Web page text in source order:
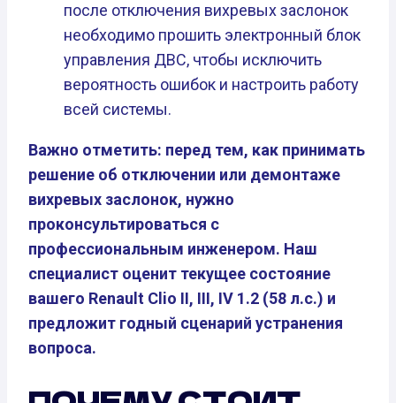
после отключения вихревых заслонок
необходимо прошить электронный блок
управления ДВС, чтобы исключить
вероятность ошибок и настроить работу
всей системы.
Важно отметить: перед тем, как принимать
решение об отключении или демонтаже
вихревых заслонок, нужно
проконсультироваться с
профессиональным инженером. Наш
специалист оценит текущее состояние
вашего Renault Clio II, III, IV 1.2 (58 л.с.) и
предложит годный сценарий устранения
вопроса.